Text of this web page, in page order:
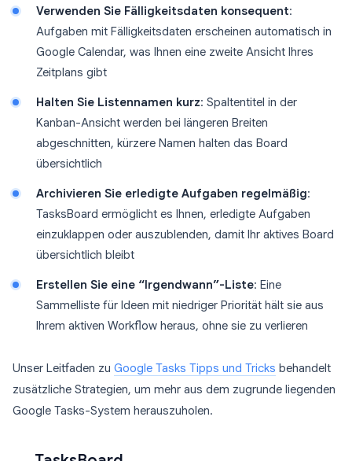
Verwenden Sie Fälligkeitsdaten konsequent:
Aufgaben mit Fälligkeitsdaten erscheinen automatisch in
Google Calendar, was Ihnen eine zweite Ansicht Ihres
Zeitplans gibt
Halten Sie Listennamen kurz: Spaltentitel in der
Kanban-Ansicht werden bei längeren Breiten
abgeschnitten, kürzere Namen halten das Board
übersichtlich
Archivieren Sie erledigte Aufgaben regelmäßig:
TasksBoard ermöglicht es Ihnen, erledigte Aufgaben
einzuklappen oder auszublenden, damit Ihr aktives Board
übersichtlich bleibt
Erstellen Sie eine “Irgendwann”-Liste: Eine
Sammelliste für Ideen mit niedriger Priorität hält sie aus
Ihrem aktiven Workflow heraus, ohne sie zu verlieren
Unser Leitfaden zu Google Tasks Tipps und Tricks behandelt
zusätzliche Strategien, um mehr aus dem zugrunde liegenden
Google Tasks-System herauszuholen.